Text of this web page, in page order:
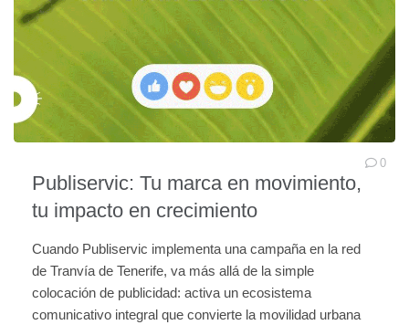
Publiservic: Tu marca en movimiento,
tu impacto en crecimiento
0
Cuando Publiservic implementa una campaña en la red
de Tranvía de Tenerife, va más allá de la simple
colocación de publicidad: activa un ecosistema
comunicativo integral que convierte la movilidad urbana